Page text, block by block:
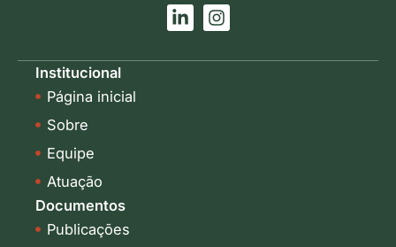
L
i
k
I
n
t
Institucional
Página inicial
Sobre
Equipe
Atuação
Documentos
Publicações